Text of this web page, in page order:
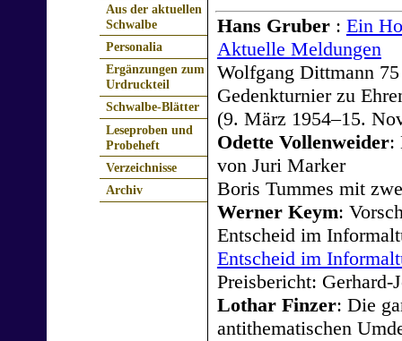
Aus der aktuellen
Schwalbe
Personalia
Ergänzungen zum
Urdruckteil
Schwalbe-Blätter
Leseproben und
Probeheft
Verzeichnisse
Archiv
Hans Gruber : Ein
Aktuelle Meldungen
Wolfgang Dittmann 75
Gedenkturnier zu
(9. März 1954–15.
Odette Vollenweider:
von Juri Marker
Boris Tummes mit
Werner Keym:
Entscheid im
Entscheid im
Preisbericht:
Lothar Finzer: Die
antithematischen